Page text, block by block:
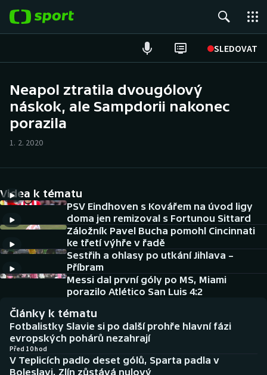
SLEDOVAT
Hokej
Cyklistika
DALŠÍ SPORTY
Americký fotbal
Baseball a softbal
Biatlon
Boby a skeleton
NEPŘEHLÉDNĚTE
Soutěže
Aplikace ČT sport
AZ kvíz
Neapol ztratila dvougólový
náskok, ale Sampdorii nakonec
porazila
1. 2. 2020
Videa k tématu
PSV Eindhoven s Kovářem na úvod ligy
doma jen remizoval s Fortunou Sittard
Záložník Pavel Bucha pomohl Cincinnati
ke třetí výhře v řadě
Sestřih a ohlasy po utkání Jihlava –
Příbram
Messi dal první góly po MS, Miami
porazilo Atlético San Luis 4:2
Články k tématu
Fotbalistky Slavie si po další prohře hlavní fázi
evropských pohárů nezahrají
Před 10 hod
V Teplicích padlo deset gólů, Sparta padla v
Boleslavi, Zlín zůstává nulový